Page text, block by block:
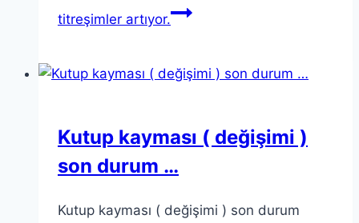
titreşimler artıyor.
Kutup kayması ( değişimi )
son durum …
Kutup kayması ( değişimi ) son durum